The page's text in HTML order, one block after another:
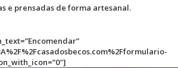
e prensadas de forma artesanal.